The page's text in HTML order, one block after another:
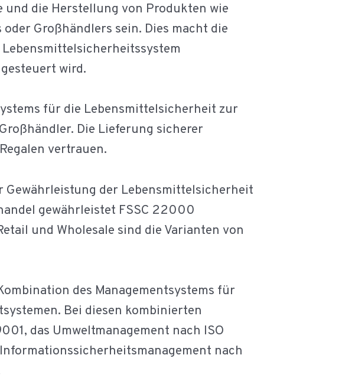
und die Herstellung von Produkten wie
oder Großhändlers sein. Dies macht die
wird.
für die Lebensmittelsicherheit zur
Die Lieferung sicherer
vertrauen.
der Lebensmittelsicherheit
gewährleistet FSSC 22000
und Wholesale sind die Varianten von
des Managementsystems für
Bei diesen kombinierten
das Umweltmanagement nach ISO
nach